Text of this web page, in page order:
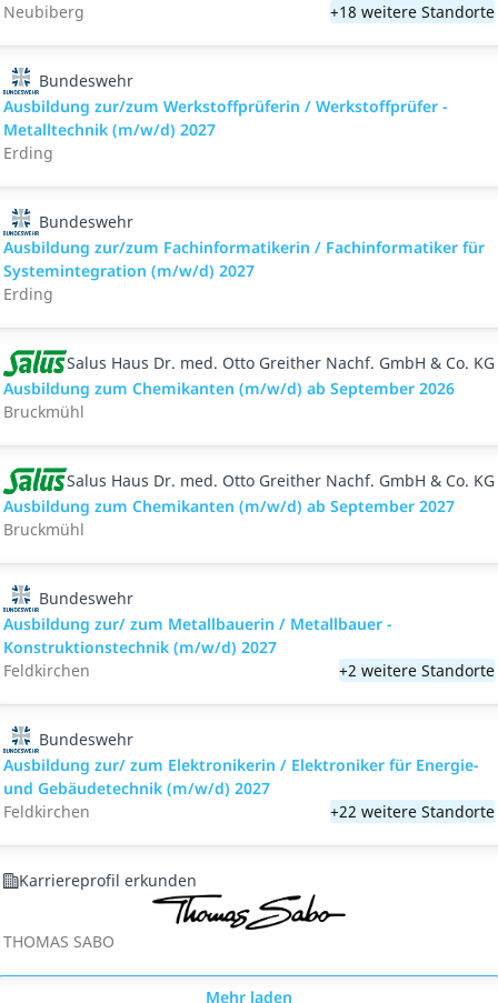
Neubiberg
+18 weitere Standorte
Bundeswehr
Ausbildung zur/zum Werkstoffprüferin / Werkstoffprüfer -
Metalltechnik (m/w/d) 2027
Erding
Bundeswehr
Ausbildung zur/zum Fachinformatikerin / Fachinformatiker für
Systemintegration (m/w/d) 2027
Erding
Salus Haus Dr. med. Otto Greither Nachf. GmbH & Co. KG
Ausbildung zum Chemikanten (m/w/d) ab September 2026
Bruckmühl
Salus Haus Dr. med. Otto Greither Nachf. GmbH & Co. KG
Ausbildung zum Chemikanten (m/w/d) ab September 2027
Bruckmühl
Bundeswehr
Ausbildung zur/ zum Metallbauerin / Metallbauer -
Konstruktionstechnik (m/w/d) 2027
Feldkirchen
+2 weitere Standorte
Bundeswehr
Ausbildung zur/ zum Elektronikerin / Elektroniker für Energie-
und Gebäudetechnik (m/w/d) 2027
Feldkirchen
+22 weitere Standorte
Karriereprofil erkunden
THOMAS SABO
Mehr laden